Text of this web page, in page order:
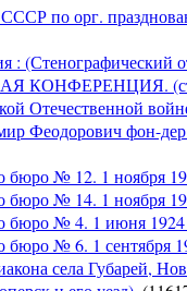
по орг.
: (Стенографический
Отечественной
Феодорович фон-
бюро № 12. 1 ноября
бюро № 14. 1 ноября
бюро № 4. 1 июня
бюро № 6. 1 сентября
села Губарей,